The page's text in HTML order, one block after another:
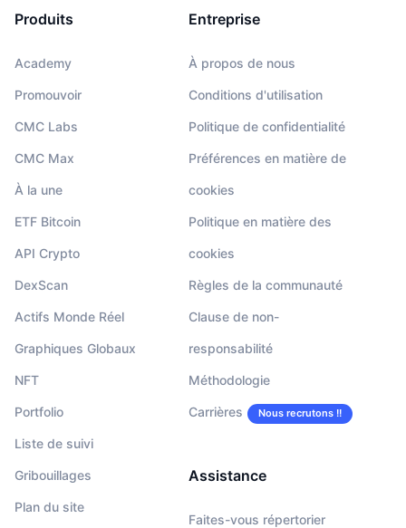
Produits
Academy
Promouvoir
CMC Labs
CMC Max
À la une
ETF Bitcoin
API Crypto
DexScan
Actifs Monde Réel
Graphiques Globaux
NFT
Portfolio
Liste de suivi
Gribouillages
Plan du site
Entreprise
À propos de nous
Conditions d'utilisation
Politique de confidentialité
Préférences en matière de
cookies
Politique en matière des
cookies
Règles de la communauté
Clause de non-
responsabilité
Méthodologie
Carrières Nous recrutons !!
Assistance
Faites-vous répertorier